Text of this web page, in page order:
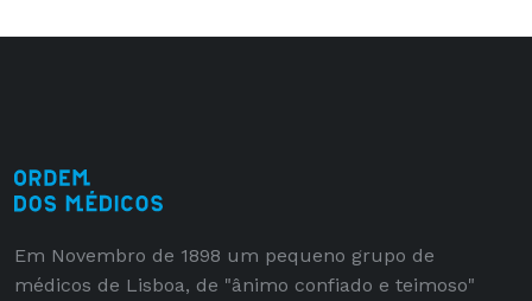
Em Novembro de 1898 um pequeno grupo de
médicos de Lisboa, de "ânimo confiado e teimoso"